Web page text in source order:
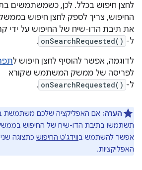
לחצן חיפוש בכלל. לכן, כשמשתמשים
החיפוש, צריך לספק לחצן חיפוש
את תיבת הדו-שיח של החיפוש על ידי
ל- onSearchRequested()
.
לדוגמה, אפשר להוסיף לחצן חיפוש ל
לפריסה של ממשק המשתמש שקורא
ל- onSearchRequested()
.
הערה: אם האפליקציה שלכם משתמשת
תשתמשו בתיבת הדו-שיח של החיפוש
אפשר להשתמש בווידג'ט החיפוש כתצוגה
האפליקציות.